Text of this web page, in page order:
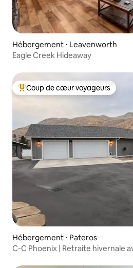
Hébergement ⋅ Leavenworth
Eagle Creek Hideaway
Coups de cœur voyageurs les plus
Coup de cœur voyageurs
Hébergement ⋅ Pateros
C-C Phoenix | Retraite hivernale